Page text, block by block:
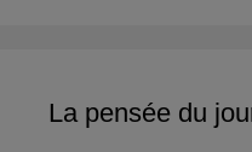
La pensée du